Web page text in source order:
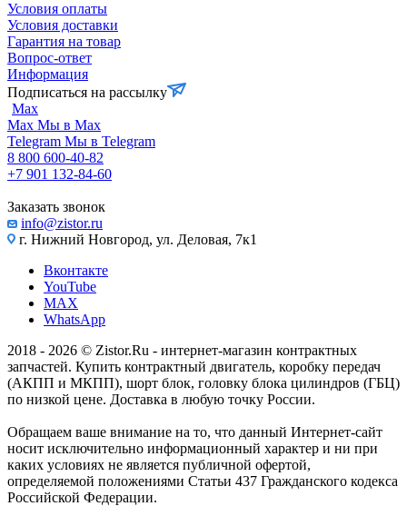
Условия оплаты
Условия доставки
Гарантия на товар
Вопрос-ответ
Информация
Подписаться на рассылку
Max
Max Мы в Max
Telegram Мы в Telegram
8 800 600-40-82
+7 901 132-84-60
Заказать звонок
info@zistor.ru
г. Нижний Новгород, ул. Деловая, 7к1
Вконтакте
YouTube
MAX
WhatsApp
2018 - 2026 © Zistor.Ru - интернет-магазин контрактных
запчастей. Купить контрактный двигатель, коробку передач
(АКПП и МКПП), шорт блок, головку блока цилиндров (ГБЦ)
по низкой цене. Доставка в любую точку России.
Обращаем ваше внимание на то, что данный Интернет-сайт
носит исключительно информационный характер и ни при
каких условиях не является публичной офертой,
определяемой положениями Статьи 437 Гражданского кодекса
Российской Федерации.